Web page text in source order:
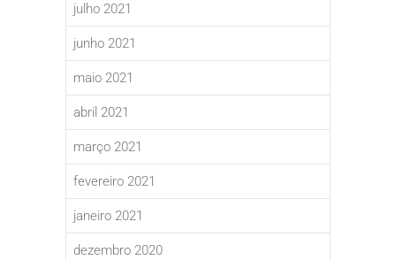
julho 2021
junho 2021
maio 2021
abril 2021
março 2021
fevereiro 2021
janeiro 2021
dezembro 2020